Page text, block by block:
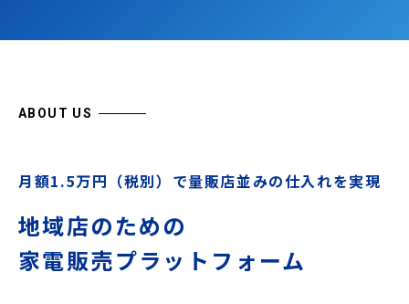
ABOUT US
月額1.5万円（税別）で量販店並みの仕入れを実現
地域店のための
家電販売プラットフォーム